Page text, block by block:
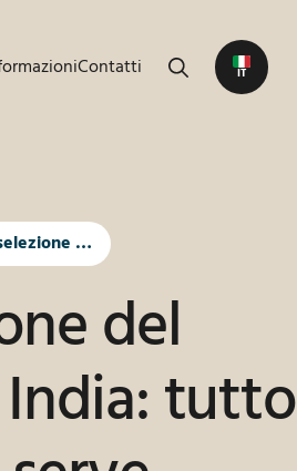
Contatti IT
Guida selezione del personale in India
del
tutto